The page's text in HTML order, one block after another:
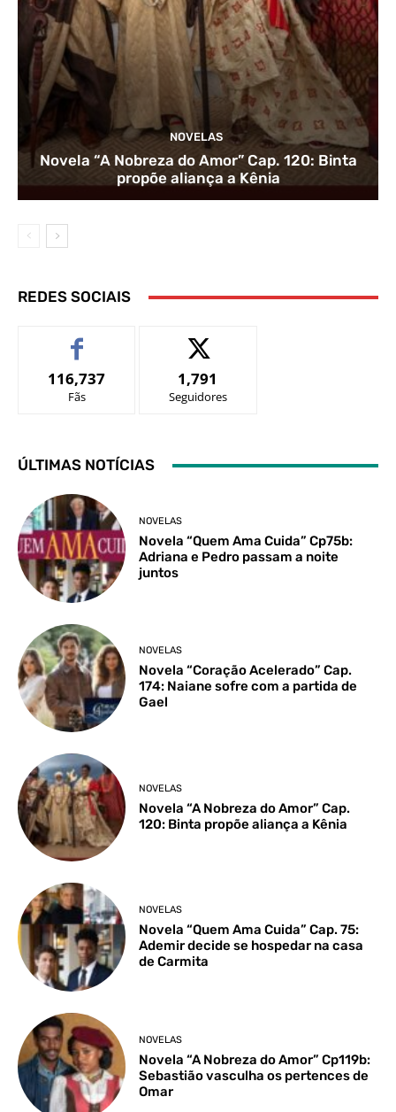
NOVELAS
Novela “A Nobreza do Amor” Cap. 120: Binta
propõe aliança a Kênia
REDES SOCIAIS
116,737
Fãs
1,791
Seguidores
ÚLTIMAS NOTÍCIAS
NOVELAS
Novela “Quem Ama Cuida” Cp75b:
Adriana e Pedro passam a noite
juntos
NOVELAS
Novela “Coração Acelerado” Cap.
174: Naiane sofre com a partida de
Gael
NOVELAS
Novela “A Nobreza do Amor” Cap.
120: Binta propõe aliança a Kênia
NOVELAS
Novela “Quem Ama Cuida” Cap. 75:
Ademir decide se hospedar na casa
de Carmita
NOVELAS
Novela “A Nobreza do Amor” Cp119b:
Sebastião vasculha os pertences de
Omar